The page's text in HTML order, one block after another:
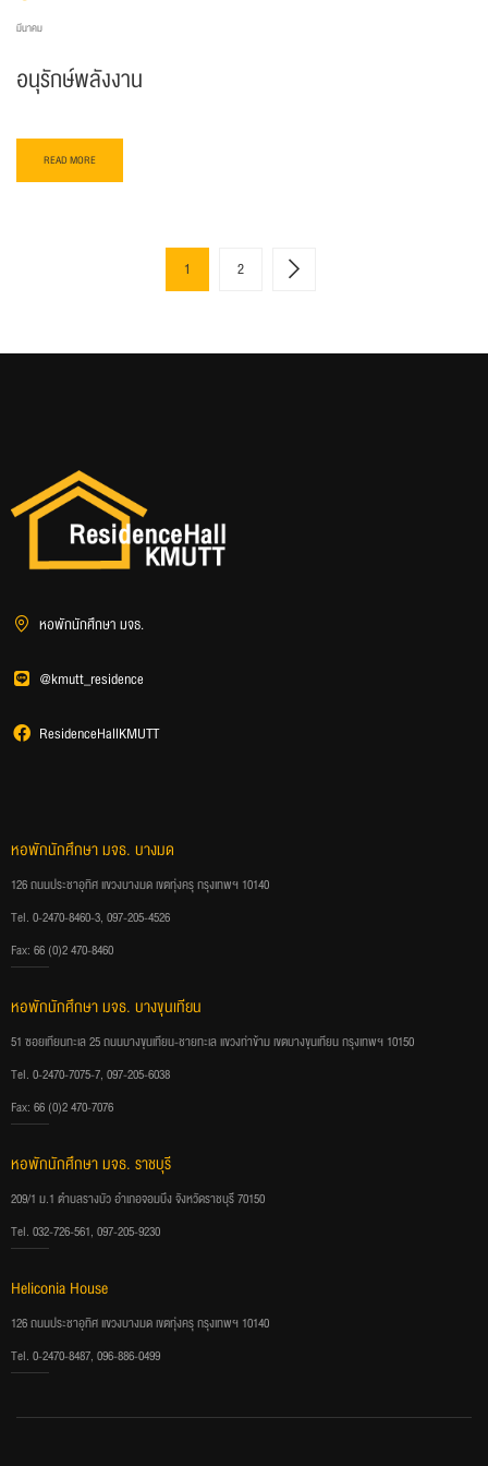
มีนาคม
อนุรักษ์พลังงาน
READ MORE
1 2
หอพักนักศึกษา มจธ.
@kmutt_residence
ResidenceHallKMUTT
หอพักนักศึกษา มจธ. บางมด
126 ถนนประชาอุทิศ แขวงบางมด เขตทุ่งครุ กรุงเทพฯ 10140
Tel. 0-2470-8460-3, 097-205-4526
Fax: 66 (0)2 470-8460
หอพักนักศึกษา มจธ. บางขุนเทียน
51 ซอยเทียนทะเล 25 ถนนบางขุนเทียน-ชายทะเล แขวงท่าข้าม เขตบางขุนเทียน กรุงเทพฯ 10150
Tel. 0-2470-7075-7, 097-205-6038
Fax: 66 (0)2 470-7076
หอพักนักศึกษา มจธ. ราชบุรี
209/1 ม.1 ตำบลรางบัว อำเภอจอมบึง จังหวัดราชบุรี 70150
Tel. 032-726-561, 097-205-9230
Heliconia House
126 ถนนประชาอุทิศ แขวงบางมด เขตทุ่งครุ กรุงเทพฯ 10140
Tel. 0-2470-8487, 096-886-0499